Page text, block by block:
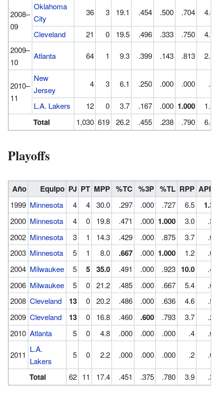
2008–
09
Oklahoma
City
36 3 19.1 .454 .500 .704 4.6
Cleveland 21 0 19.5 .496 .333 .750
4.7
2009–
10
Atlanta 64 1 9.3 .399 .143 .813 2.5
2010–
11
New
Jersey
4 3 6.1 .250 .000 .000 .8
L.A. Lakers 12 0 3.7 .167 .000 1.000 1.5
Total 1,030 619 26.2 .455 .238 .790 6.4
Playoffs
Año Equipo PJ PT MPP %TC %3P %TL RPP APP
1999 Minnesota 4 4 30.0 .297 .000 .727 6.5 1.3
2000 Minnesota 4 0 19.8 .471 .000 1.000 3.0
.3
2002 Minnesota 3 1 14.3 .429 .000 .875 3.7
.0
2003 Minnesota 5 1 8.0 .667 .000 1.000 1.2
.0
2004 Milwaukee 5 5 35.0 .491 .000 .923 10.0
.4
2006 Milwaukee 5 0 21.2 .485 .000 .667 5.4
.6
2008 Cleveland 13 0 20.2 .486 .000 .636 4.6
.5
2009 Cleveland 13 0 16.8 .460 .600 .793 3.7
.2
2010 Atlanta 5 0 4.8 .000 .000 .000 .4 .0
2011
L.A.
Lakers
5 0 2.2 .000 .000 .000 .2 .0
Total 62 11 17.4 .451 .375 .780 3.9 .3